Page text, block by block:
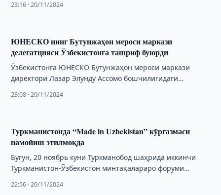
юк терминалида жой ижараси …
23:16 · 20/11/2024
ЮНЕСКО нинг Бутунжаҳон мероси маркази
делегатцияси Ўзбекистонга ташриф буюрди
Ўзбекистонга ЮНЕСКО Бутунжаҳон мероси маркази
директори Лазар Элунду Ассомо бошчилигидаги
23:08 · 20/11/2024
Туркманистонда “Made in Uzbekistan” кўргазмаси
намойиш этилмоқда
Бугун, 20 ноябрь куни Туркманобод шаҳрида иккинчи
Туркманистон-Ўзбекистон минтақалараро форуми
очилиши бўлиб ўтди.
22:56 · 20/11/2024